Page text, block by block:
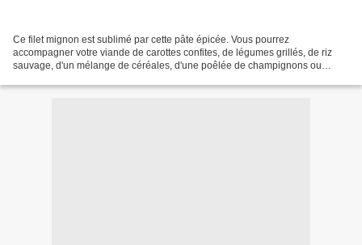
Ce filet mignon est sublimé par cette pâte épicée. Vous pourrez
accompagner votre viande de carottes confites, de légumes grillés, de riz
sauvage, d'un mélange de céréales, d'une poêlée de champignons ou